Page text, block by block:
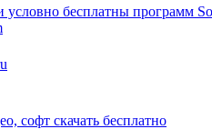
условно бесплатны программ
софт скачать бесплатно